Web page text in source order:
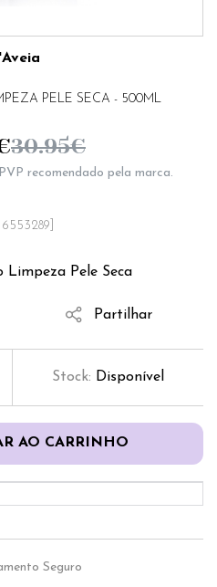
PELE SECA - 500ML
Limpeza Pele Seca
6553289]
30.95€
recomendado pela marca.
Partilhar
Stock: Disponível
AO CARRINHO
Seguro